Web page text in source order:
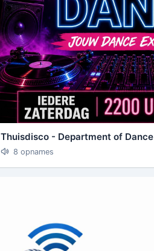
Thuisdisco - Department of Dance
8 opnames